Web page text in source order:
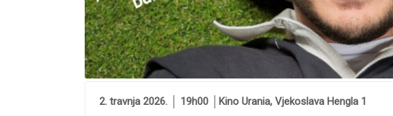
2. travnja 2026. │ 19h00 │Kino Urania, Vjekoslava Hengla 1